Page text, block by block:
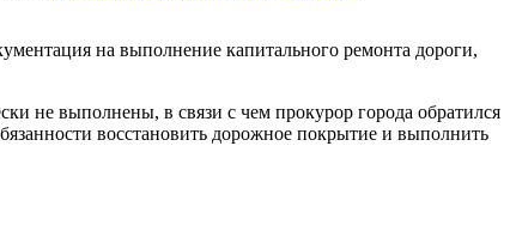
на выполнение капитального ремонта дороги,
не выполнены, в связи с чем прокурор города обратился
восстановить дорожное покрытие и выполнить